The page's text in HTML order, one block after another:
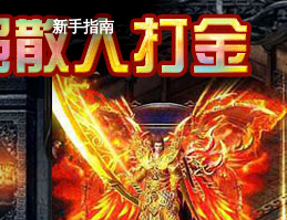
新手指南